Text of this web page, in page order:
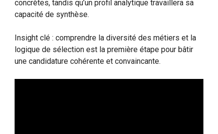
concrètes, tandis qu’un profil analytique travaillera sa
capacité de synthèse.
Insight clé : comprendre la diversité des métiers et la
logique de sélection est la première étape pour bâtir
une candidature cohérente et convaincante.